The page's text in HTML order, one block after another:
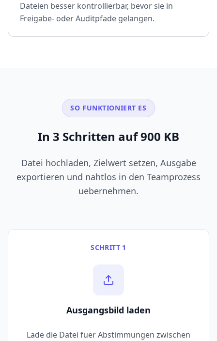
Dateien besser kontrollierbar, bevor sie in
Freigabe- oder Auditpfade gelangen.
SO FUNKTIONIERT ES
In 3 Schritten auf 900 KB
Datei hochladen, Zielwert setzen, Ausgabe
exportieren und nahtlos in den Teamprozess
uebernehmen.
SCHRITT 1
Ausgangsbild laden
Lade die Datei fuer Abstimmungen zwischen